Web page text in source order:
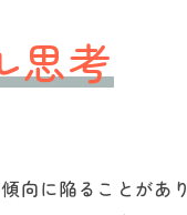
思考
向に陥ることが